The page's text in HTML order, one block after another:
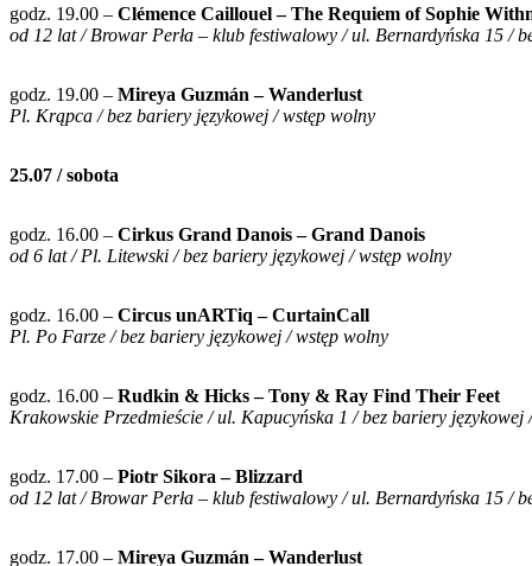
godz. 19.00 – Clémence Caillouel – The Requiem of Sophie
od 12 lat / Browar Perła – klub festiwalowy / ul. Bernardyńska 15 /
godz. 19.00 – Mireya Guzmán – Wanderlust
Pl. Krąpca / bez bariery językowej / wstęp wolny
25.07 / sobota
godz. 16.00 – Cirkus Grand Danois – Grand Danois
od 6 lat / Pl. Litewski / bez bariery językowej / wstęp wolny
godz. 16.00 – Circus unARTiq – CurtainCall
Pl. Po Farze / bez bariery językowej / wstęp wolny
godz. 16.00 – Rudkin & Hicks – Tony & Ray Find Their Feet
Krakowskie Przedmieście / ul. Kapucyńska 1 / bez bariery językowej
godz. 17.00 – Piotr Sikora – Blizzard
od 12 lat / Browar Perła – klub festiwalowy / ul. Bernardyńska 15 /
godz. 17.00 – Mireya Guzmán – Wanderlust